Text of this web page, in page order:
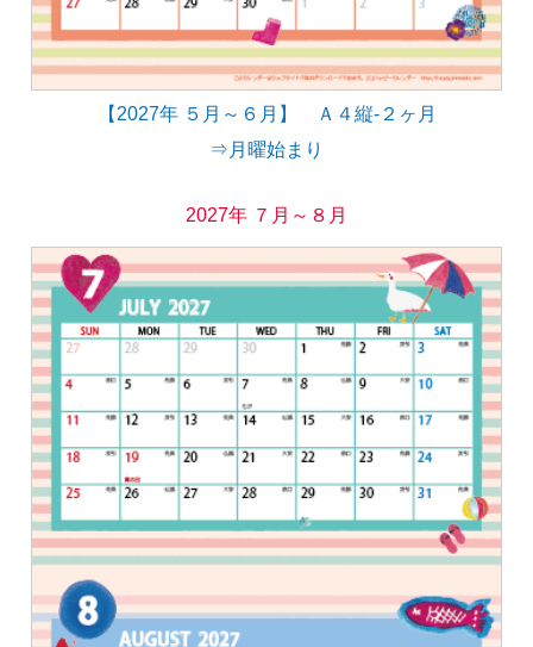
【2027年 ５月～６月】 Ａ４縦-２ヶ月
⇒月曜始まり
2027年 ７月～８月